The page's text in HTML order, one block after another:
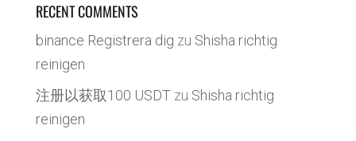
RECENT COMMENTS
binance Registrera dig zu Shisha richtig
reinigen
注册以获取100 USDTzu Shisha richtig
reinigen